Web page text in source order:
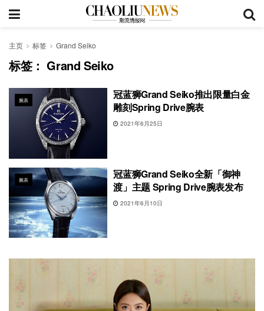
主页 标签 Grand Seiko
标签：Grand Seiko
腕表
冠蓝狮Grand Seiko推出限量白金
雕刻Spring Drive腕表
2021年6月25日
腕表
冠蓝狮Grand Seiko全新「御神
渡」主题 Spring Drive腕表发布
2021年6月10日